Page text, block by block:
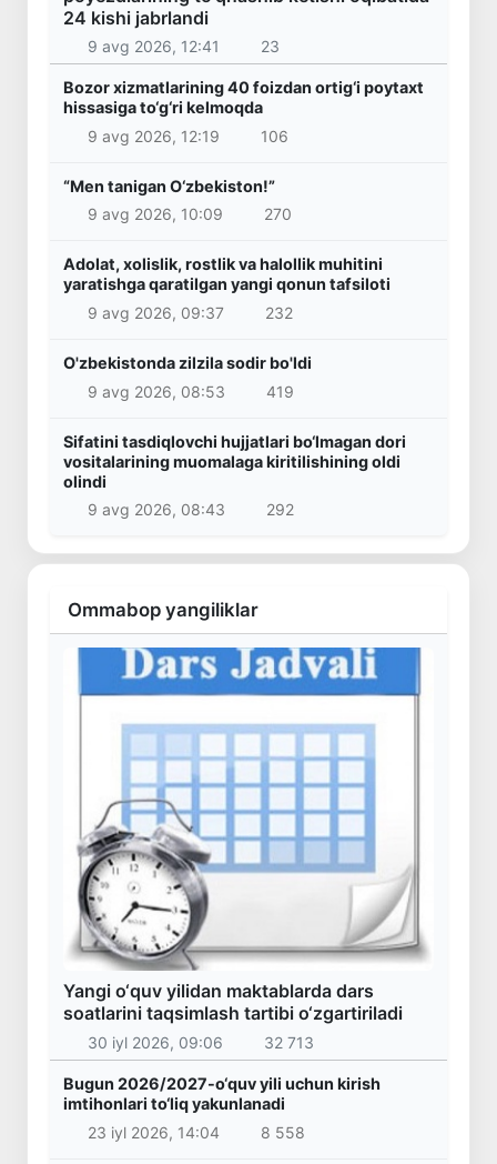
24 kishi jabrlandi
9 avg 2026, 12:41 23
Bozor xizmatlarining 40 foizdan ortig‘i poytaxt
hissasiga to‘g‘ri kelmoqda
9 avg 2026, 12:19
106
“Men tanigan O‘zbekiston!”
9 avg 2026, 10:09
270
Adolat, xolislik, rostlik va halollik muhitini
yaratishga qaratilgan yangi qonun tafsiloti
9 avg 2026, 09:37
232
O'zbekistonda zilzila sodir bo'ldi
9 avg 2026, 08:53
419
Sifatini tasdiqlovchi hujjatlari bo‘lmagan dori
vositalarining muomalaga kiritilishining oldi
olindi
9 avg 2026, 08:43
292
Ommabop yangiliklar
Yangi o‘quv yilidan maktablarda dars
soatlarini taqsimlash tartibi o‘zgartiriladi
30 iyl 2026, 09:06 32 713
Bugun 2026/2027-o‘quv yili uchun kirish
imtihonlari to‘liq yakunlanadi
23 iyl 2026, 14:04
8 558